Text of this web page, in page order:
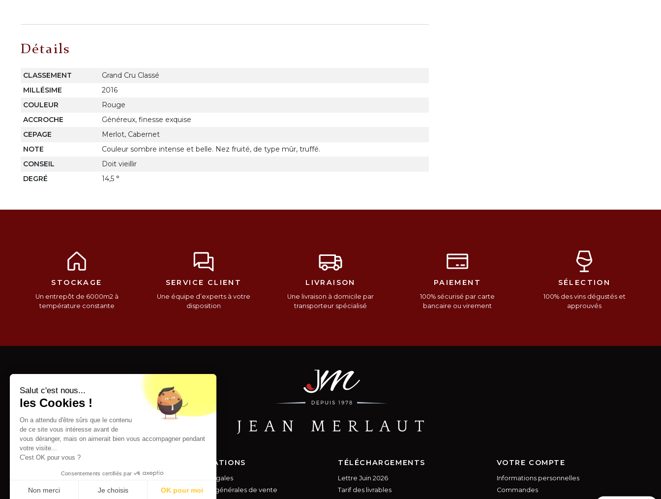
Détails
CLASSEMENT
Grand Cru Classé
MILLÉSIME
2016
COULEUR
Rouge
ACCROCHE
Généreux, finesse exquise
CEPAGE
Merlot, Cabernet
NOTE
Couleur sombre intense et belle. Nez fruité, de type mûr, truffé.
CONSEIL
Doit vieillir
DEGRÉ
14,5 °
STOCKAGE
Un entrepôt de 6000m2 à
température constante
SERVICE CLIENT
Une équipe d’experts à votre
disposition
LIVRAISON
Une livraison à domicile par
transporteur spécialisé
PAIEMENT
100% sécurisé par carte
bancaire ou virement
SÉLECTION
100% des vins dégustés et
approuvés
SERVICES
Paiement sécurisé
INFORMATIONS
Mentions légales
Conditions générales de vente
TÉLÉCHARGEMENTS
Lettre Juin 2026
Tarif des livrables
VOTRE COMPTE
Informations personnelles
Commandes
Salut c'est nous...
les Cookies !
On a attendu d'être sûrs que le contenu
de ce site vous intéresse avant de
vous déranger, mais on aimerait bien vous accompagner pendant
votre visite...
C'est OK pour vous ?
Consentements certifiés par
Non merci Je choisis OK pour moi